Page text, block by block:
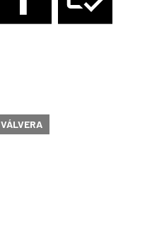
VÁLVERA